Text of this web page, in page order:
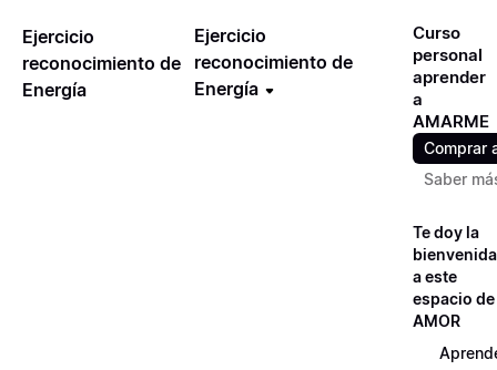
Ejercicio
reconocimiento de
Energía
Ejercicio
reconocimiento de
Energía
Curso
personal
aprender
a
AMARME
Comprar
Saber
Te doy la
bienvenida
a este
espacio de
AMOR